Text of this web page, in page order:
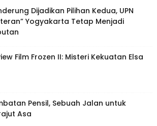
Dijadikan Pilihan Kedua, UPN
Yogyakarta Tetap Menjadi
Film Frozen II: Misteri Kekuatan Elsa
Pensil, Sebuah Jalan untuk
Asa